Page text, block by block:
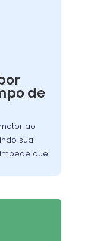
de
ao
sua
que
e reparar
a
sem